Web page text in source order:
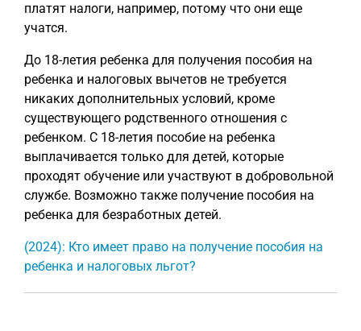
платят налоги, например, потому что они еще
учатся.
До 18-летия ребенка для получения пособия на
ребенка и налоговых вычетов не требуется
никаких дополнительных условий, кроме
существующего родственного отношения с
ребенком. С 18-летия пособие на ребенка
выплачивается только для детей, которые
проходят обучение или участвуют в добровольной
службе. Возможно также получение пособия на
ребенка для безработных детей.
(2024): Кто имеет право на получение пособия на
ребенка и налоговых льгот?